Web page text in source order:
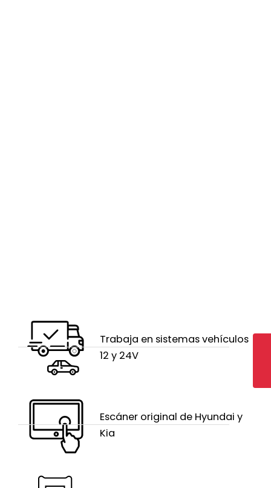
Trabaja en sistemas vehículos
12 y 24V
Escáner original de Hyundai y
Kia